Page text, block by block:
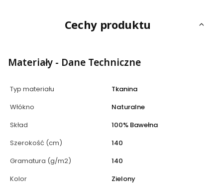
Cechy produktu
Materiały - Dane Techniczne
Typ materiału
Tkanina
Włókno
Naturalne
Skład
100% Bawełna
Szerokość (cm)
140
Gramatura (g/m2)
140
Kolor
Zielony